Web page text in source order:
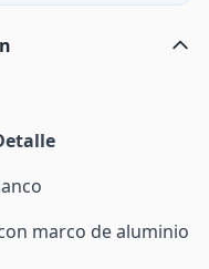
marco de aluminio